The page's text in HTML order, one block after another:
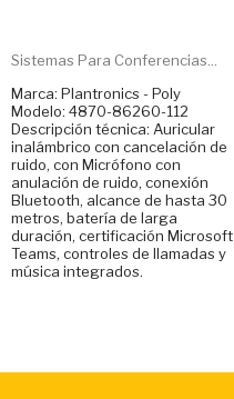
Sistemas Para Conferencias...
Marca: Plantronics - Poly
Modelo: 4870-86260-112
Descripción técnica: Auricular
inalámbrico con cancelación de
ruido, con Micrófono con
anulación de ruido, conexión
Bluetooth, alcance de hasta 30
metros, batería de larga
duración, certificación Microsoft
Teams, controles de llamadas y
música integrados.